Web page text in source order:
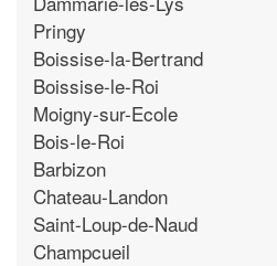
Pringy
Boissise-la-Bertrand
Boissise-le-Roi
Moigny-sur-Ecole
Bois-le-Roi
Barbizon
Chateau-Landon
Saint-Loup-de-Naud
Champcueil